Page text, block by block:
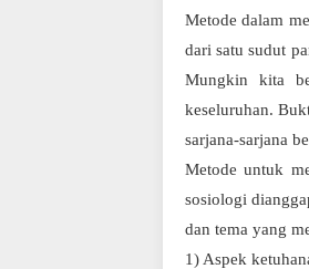
Metode dalam
dari satu sudut
Mungkin kita
keseluruhan.
sarjana-sarjana
Metode untuk
sosiologi
dan tema yang
1) Aspek